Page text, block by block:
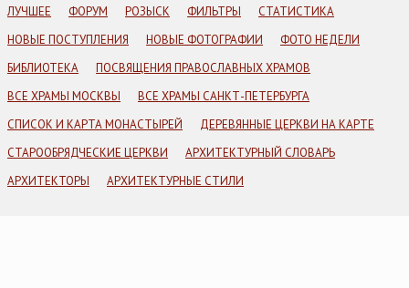
ЛУЧШЕЕ
ФОРУМ РОЗЫСК ФИЛЬТРЫ
СТАТИСТИКА
НОВЫЕ ПОСТУПЛЕНИЯ
НОВЫЕ ФОТОГРАФИИ
ФОТО НЕДЕЛИ
БИБЛИОТЕКА
ПОСВЯЩЕНИЯ ПРАВОСЛАВНЫХ ХРАМОВ
ВСЕ ХРАМЫ МОСКВЫ
ВСЕ ХРАМЫ САНКТ-ПЕТЕРБУРГА
СПИСОК И КАРТА МОНАСТЫРЕЙ
ДЕРЕВЯННЫЕ ЦЕРКВИ НА КАРТЕ
СТАРООБРЯДЧЕСКИЕ ЦЕРКВИ
АРХИТЕКТУРНЫЙ СЛОВАРЬ
АРХИТЕКТОРЫ
АРХИТЕКТУРНЫЕ СТИЛИ